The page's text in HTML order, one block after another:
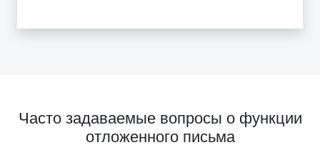
Часто задаваемые вопросы о функции
отложенного письма